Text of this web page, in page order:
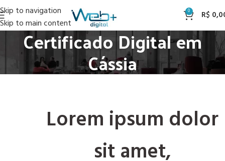
Skip to navigation
Skip to main content
0 R$
Certificado Digital em
Cássia
Lorem ipsum dolor
sit amet,